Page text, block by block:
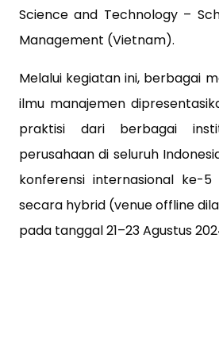
Science and Technology –
Management (Vietnam).
Melalui kegiatan ini, berbagai
ilmu manajemen
praktisi dari berbagai
perusahaan di seluruh
konferensi internasional ke-5
secara hybrid (venue offline
pada tanggal 21–23 Agustus